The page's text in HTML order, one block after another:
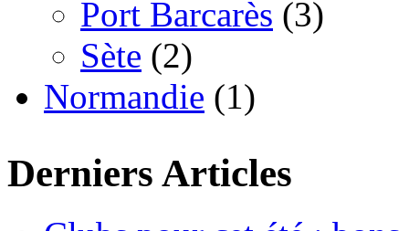
Port Barcarès (3)
Sète (2)
Normandie (1)
Derniers Articles